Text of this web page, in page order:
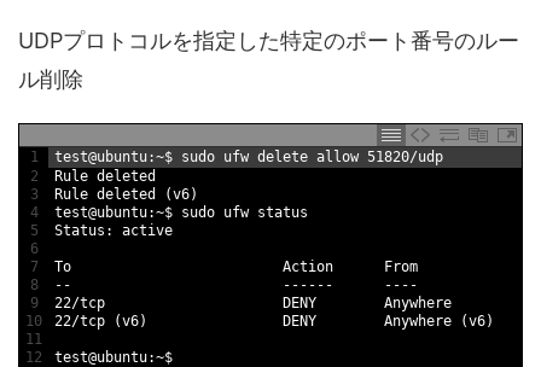
UDPプロトコルを指定した特定のポート番号のルー
ル削除
1
2
3
4
5
6
7
8
9
10
11
12
test@ubuntu:~$ sudo ufw delete allow 51820/udp
Rule deleted
Rule deleted (v6)
test@ubuntu:~$ sudo ufw status
Status : active
To Action
From
--
-- -- -- -- --
22/tcp DENY Anywhere
22/tcp (v6) DENY Anywhere (v6)
test@ubuntu:~$